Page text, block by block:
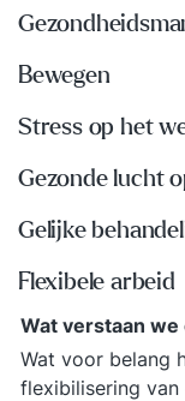
Bewegen
Stress op het
Gezonde lucht
Gelijke
Flexibele arbeid
Wat verstaan
Wat voor belang
flexibilisering